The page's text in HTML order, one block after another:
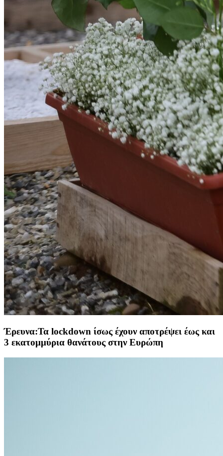
Έρευνα:Τα lockdown ίσως έχουν αποτρέψει έως και
3 εκατομμύρια θανάτους στην Ευρώπη